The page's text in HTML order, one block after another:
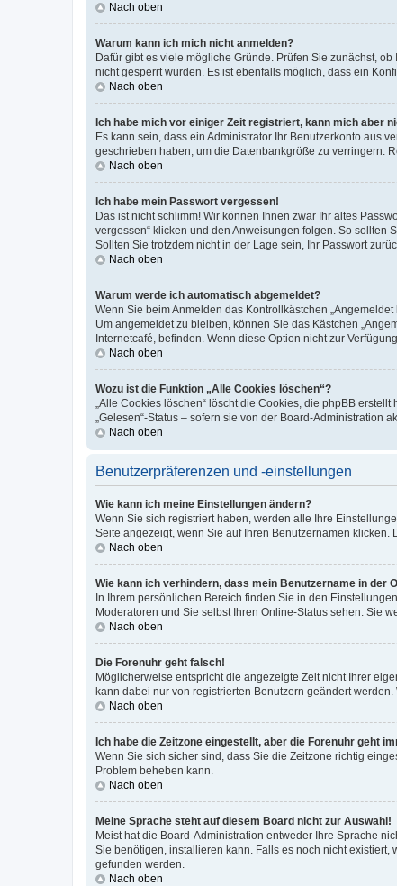
Nach oben
Warum kann ich mich nicht anmelden?
Dafür gibt es viele mögliche Gründe. Prüfen Sie zunächst,
nicht gesperrt wurden. Es ist ebenfalls möglich, dass ein
Nach oben
Ich habe mich vor einiger Zeit registriert, kann mich aber
Es kann sein, dass ein Administrator Ihr Benutzerkonto aus
geschrieben haben, um die Datenbankgröße zu verringern.
Nach oben
Ich habe mein Passwort vergessen!
Das ist nicht schlimm! Wir können Ihnen zwar Ihr altes
vergessen“ klicken und den Anweisungen folgen. So sollten
Sollten Sie trotzdem nicht in der Lage sein, Ihr Passwort
Nach oben
Warum werde ich automatisch abgemeldet?
Wenn Sie beim Anmelden das Kontrollkästchen
Um angemeldet zu bleiben, können Sie das Kästchen
Internetcafé, befinden. Wenn diese Option nicht zur
Nach oben
Wozu ist die Funktion „Alle Cookies löschen“?
„Alle Cookies löschen“ löscht die Cookies, die phpBB
„Gelesen“-Status – sofern sie von der Board-Administration
Nach oben
Benutzerpräferenzen und -einstellungen
Wie kann ich meine Einstellungen ändern?
Wenn Sie sich registriert haben, werden alle Ihre
Seite angezeigt, wenn Sie auf Ihren Benutzernamen
Nach oben
Wie kann ich verhindern, dass mein Benutzername in der
In Ihrem persönlichen Bereich finden Sie in den
Moderatoren und Sie selbst Ihren Online-Status sehen. Sie
Nach oben
Die Forenuhr geht falsch!
Möglicherweise entspricht die angezeigte Zeit nicht Ihrer
kann dabei nur von registrierten Benutzern geändert
Nach oben
Ich habe die Zeitzone eingestellt, aber die Forenuhr geht
Wenn Sie sich sicher sind, dass Sie die Zeitzone richtig
Problem beheben kann.
Nach oben
Meine Sprache steht auf diesem Board nicht zur Auswahl!
Meist hat die Board-Administration entweder Ihre Sprache
Sie benötigen, installieren kann. Falls es noch nicht
gefunden werden.
Nach oben